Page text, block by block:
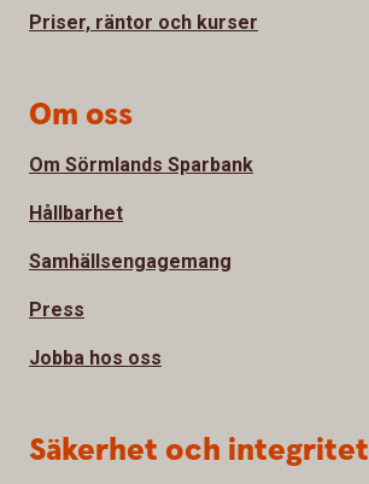
Priser, räntor och kurser
Om oss
Om Sörmlands Sparbank
Hållbarhet
Samhällsengagemang
Press
Jobba hos oss
Säkerhet och integritet